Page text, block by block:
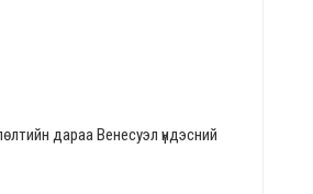
дараа Венесуэл үндэсний